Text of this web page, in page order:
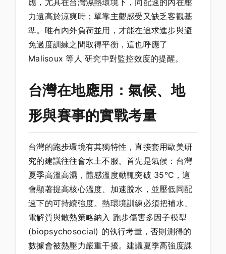
力遠高於涼爽時；單靠主觀感受又缺乏客觀基
準。唯有內外負荷並用，才能在追求進步與避
免過度訓練之間取得平衡，這也呼應了
Malisoux 等人 研究中對監控效度的提醒。
台灣在地應用：氣候、地
形與賽事的實戰考量
台灣的跑步環境有其獨特性，直接套用歐美研
究的建議往往會水土不服。首先是氣候：台灣
夏季高溫高濕，體感溫度動輒突破 35°C，這
會顯著提高核心溫度、加速脫水，並壓低同配
速下的可持續強度。熱環境訓練必須把補水、
電解質與散熱策略納入 跑步傷害多因子模型
(biopsychosocial) 的執行考量，否則測得的
數據會被熱壓力嚴重干擾。建議夏季高強度課